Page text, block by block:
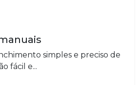
simples e preciso de
fácil e...